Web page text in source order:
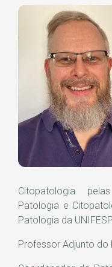
Citopatologia
Patologia e
Patologia da UNIFESP
Professor Adjunto